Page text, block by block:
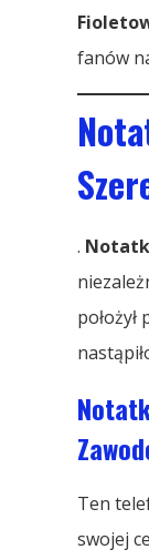
fanów
.
Ten
swojej